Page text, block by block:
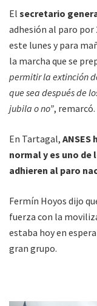
El secretario
adhesión al paro por
este lunes y para
la marcha que se
permitir la extinción
que sea después de
jubila o no”, remarcó.
En Tartagal,
normal y es uno de
adhieren al paro
Fermín Hoyos dijo
fuerza con la
estaba hoy en
gran grupo.